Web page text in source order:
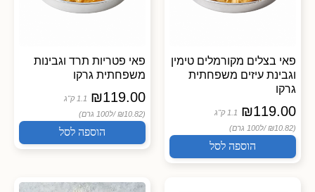
פאי בצלים מקורמלים טימין
וגבינת עיזים משפחתית
גרקו
₪119.00
1.1 ק"ג
(₪10.82 /
ל100 גרם)
הוספה לסל
פאי פטריות תרד וגבינות
משפחתית גרקו
₪119.00
1.1 ק"ג
(₪10.82 /
ל100 גרם)
הוספה לסל